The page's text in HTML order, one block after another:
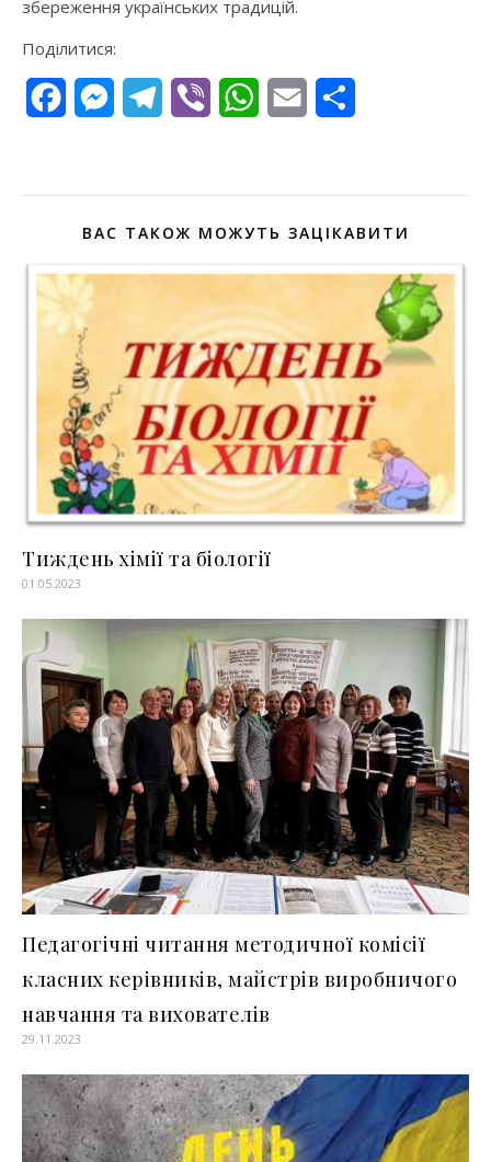
збереження українських традицій.
Поділитися:
FacebookMessengerTelegram
Viber WhatsApp
Email
ВАС ТАКОЖ МОЖУТЬ ЗАЦІКАВИТИ
Тиждень хімії та біології
01.05.2023
Педагогічні читання методичної комісії
класних керівників, майстрів виробничого
навчання та вихователів
29.11.2023